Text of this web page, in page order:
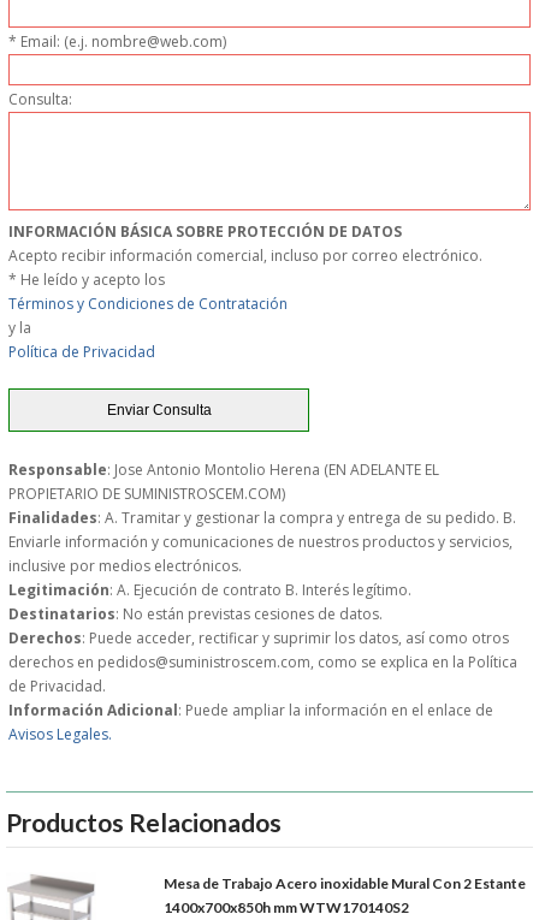
MAQUINARIA DE LIMPIEZA
MUEBLES
MUEBLES INOX. COCINA
PAPEL Y PRODUCTOS UNIUSO
VAJILLA
CUCHILLOS DE COCINA
GASTOS DE ENVIO
FORMA DE PAGO
CONDICIONES DE COMPRA
DEVOLUCIONES
AVISO LEGAL
* Email: (e.j. nombre@web.com)
Consulta:
INFORMACIÓN BÁSICA SOBRE PROTECCIÓN DE DATOS
Acepto recibir información comercial, incluso por correo electrónico.
* He leído y acepto los
Términos y Condiciones de Contratación
y la
Política de Privacidad
Responsable: Jose Antonio Montolio Herena (EN ADELANTE EL
PROPIETARIO DE SUMINISTROSCEM.COM)
Finalidades: A. Tramitar y gestionar la compra y entrega de su pedido. B.
Enviarle información y comunicaciones de nuestros productos y servicios,
inclusive por medios electrónicos.
Legitimación: A. Ejecución de contrato B. Interés legítimo.
Destinatarios: No están previstas cesiones de datos.
Derechos: Puede acceder, rectificar y suprimir los datos, así como otros
derechos en pedidos@suministroscem.com, como se explica en la Política
de Privacidad.
Información Adicional: Puede ampliar la información en el enlace de
Avisos Legales.
Productos Relacionados
Mesa de Trabajo Acero inoxidable Mural Con 2 Estante
1400x700x850h mm WTW170140S2